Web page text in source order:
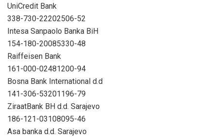
UniCredit Bank
338-730-22202506-52
Intesa Sanpaolo Banka BiH
154-180-20085330-48
Raiffeisen Bank
161-000-02481200-94
Bosna Bank International d.d
141-306-53201196-79
ZiraatBank BH d.d. Sarajevo
186-121-03108095-46
Asa banka d.d. Sarajevo